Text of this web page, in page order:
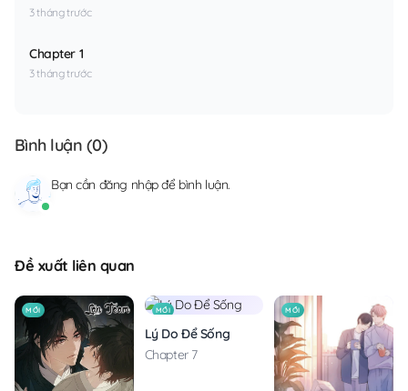
3 tháng trước
Chapter 1
3 tháng trước
Bình luận (0)
Bạn cần đăng nhậpđể bình luận.
Đề xuất liên quan
MỚI MỚI
Lý Do Để Sống
Chapter 7
MỚI